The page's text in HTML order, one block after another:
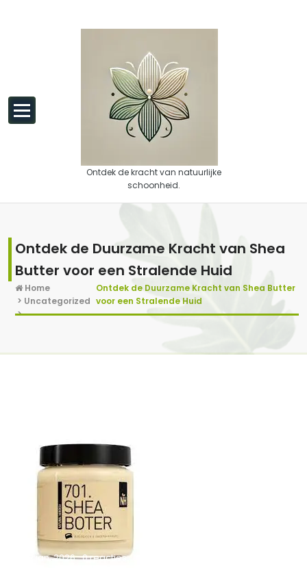
Ontdek de kracht van natuurlijke
schoonheid.
Ontdek de Duurzame Kracht van Shea
Butter voor een Stralende Huid
Home
> Uncategorized
>
Ontdek de Duurzame Kracht van Shea Butter
voor een Stralende Huid
12 jan, 2026 0 reacties